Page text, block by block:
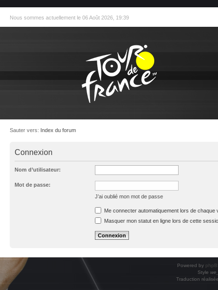
Nous sommes actuellement le 06 Août 2026, 19:39
Sauter vers: Index du forum
Connexion
Nom d’utilisateur:
Mot de passe:
J’ai oublié mon mot de passe
Me connecter automatiquement lors de chaque
Masquer mon statut en ligne lors de cette
Powered by
Style
Traduction